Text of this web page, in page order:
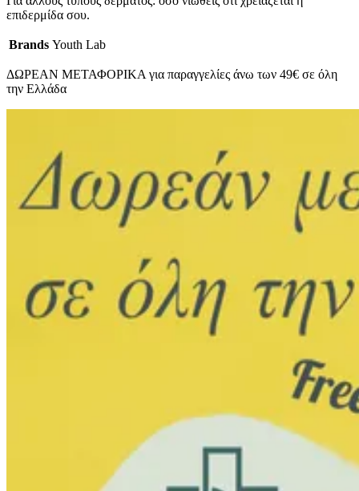
επιδερμίδα σου.
Brands Youth Lab
ΔΩΡΕΑΝ ΜΕΤΑΦΟΡΙΚΑ για παραγγελίες άνω των 49€ σε όλη
την Ελλάδα